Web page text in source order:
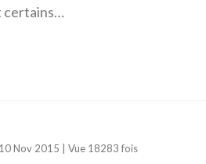
certains…
10 Nov 2015 Vue 18283 fois